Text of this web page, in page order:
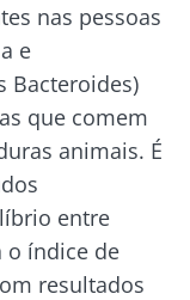
nas pessoas
e
Bacteroides)
que comem
animais. É
entre
o índice de
resultados